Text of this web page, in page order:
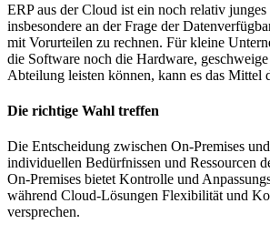
ERP aus der Cloud ist ein noch relativ
insbesondere an der Frage der
mit Vorurteilen zu rechnen. Für kleine
die Software noch die Hardware,
Abteilung leisten können, kann es das Mittel
Die richtige Wahl treffen
Die Entscheidung zwischen On-Premises
individuellen Bedürfnissen und Ressourcen
On-Premises bietet Kontrolle und
während Cloud-Lösungen Flexibilität und
versprechen.